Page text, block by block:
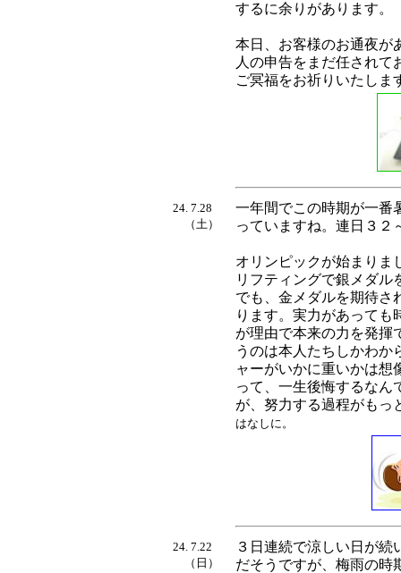
するに余りがあります。
本日、お客様のお通夜が
人の申告をまだ任されて
ご冥福をお祈りいたしま
24. 7.28
（土）
一年間でこの時期が一番
っていますね。連日３２
オリンピックが始まりま
リフティングで銀メダル
でも、金メダルを期待さ
ります。実力があっても
が理由で本来の力を発揮
うのは本人たちしかわか
ャーがいかに重いかは想
って、一生後悔するなん
が、努力する過程がもっ
はなしに。
24. 7.22
（日）
３日連続で涼しい日が
だそうですが、梅雨の時